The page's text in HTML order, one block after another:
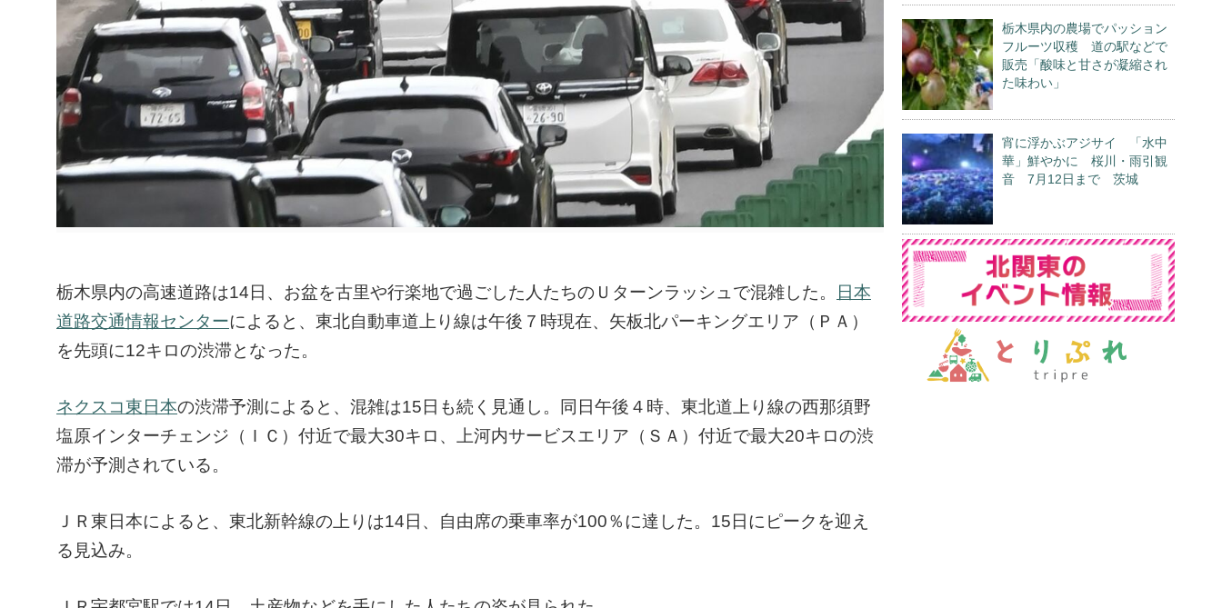
栃木県内の高速道路は14日、お盆を古里や行楽地で過ごした人たちのＵターンラッシュで混雑した。
日本
道路交通情報センターによると、東北自動車道上り線は午後７時現在、矢板北パーキングエリア（ＰＡ）
を先頭に12キロの渋滞となった。
ネクスコ東日本の渋滞予測によると、混雑は15日も続く見通し。同日午後４時、東北道上り線の西那須野
塩原インターチェンジ（ＩＣ）付近で最大30キロ、上河内サービスエリア（ＳＡ）付近で最大20キロの渋
滞が予測されている。
ＪＲ東日本によると、東北新幹線の上りは14日、自由席の乗車率が100％に達した。15日にピークを迎え
る見込み。
栃木県内の農場でパッション
フルーツ収穫 道の駅などで
販売「酸味と甘さが凝縮され
た味わい」
宵に浮かぶアジサイ 「水中
華」鮮やかに 桜川・雨引観
音 7月12日まで 茨城